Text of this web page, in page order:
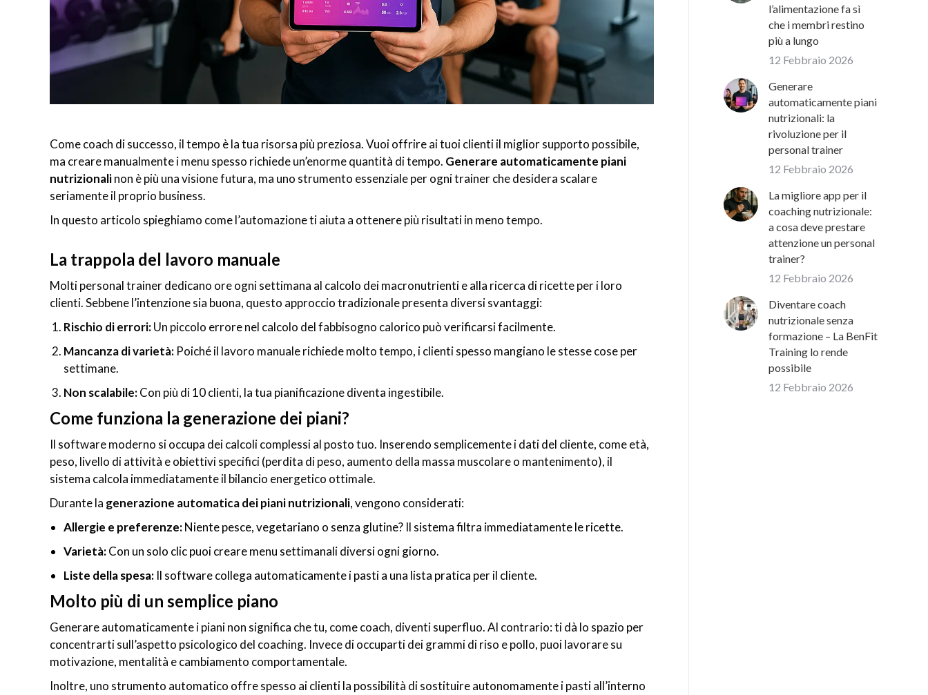
Come coach di successo, il tempo è la tua risorsa più preziosa. Vuoi offrire ai tuoi clienti il miglior supporto possibile,
ma creare manualmente i menu spesso richiede un’enorme quantità di tempo. Generare automaticamente piani
nutrizionalinon è più una visione futura, ma uno strumento essenziale per ogni trainer che desidera scalare
seriamente il proprio business.
In questo articolo spieghiamo come l’automazione ti aiuta a ottenere più risultati in meno tempo.
La trappola del lavoro manuale
Molti personal trainer dedicano ore ogni settimana al calcolo dei macronutrienti e alla ricerca di ricette per i loro
clienti. Sebbene l’intenzione sia buona, questo approccio tradizionale presenta diversi svantaggi:
Rischio di errori:Un piccolo errore nel calcolo del fabbisogno calorico può verificarsi facilmente.
Mancanza di varietà: Poiché il lavoro manuale richiede molto tempo, i clienti spesso mangiano le stesse cose per
settimane.
Non scalabile:Con più di 10 clienti, la tua pianificazione diventa ingestibile.
Come funziona la generazione dei piani?
Il software moderno si occupa dei calcoli complessi al posto tuo. Inserendo semplicemente i dati del cliente, come età,
peso, livello di attività e obiettivi specifici (perdita di peso, aumento della massa muscolare o mantenimento), il
sistema calcola immediatamente il bilancio energetico ottimale.
Durante la generazione automatica dei piani nutrizionali, vengono considerati:
Allergie e preferenze:Niente pesce, vegetariano o senza glutine? Il sistema filtra immediatamente le ricette.
Varietà:Con un solo clic puoi creare menu settimanali diversi ogni giorno.
Liste della spesa: Il software collega automaticamente i pasti a una lista pratica per il cliente.
Molto più di un semplice piano
Generare automaticamente i piani non significa che tu, come coach, diventi superfluo. Al contrario: ti dà lo spazio per
concentrarti sull’aspetto psicologico del coaching. Invece di occuparti dei grammi di riso e pollo, puoi lavorare su
motivazione, mentalità e cambiamento comportamentale.
Inoltre, uno strumento automatico offre spesso ai clienti la possibilità di sostituire autonomamente i pasti all’interno
l’alimentazione fa sì
che i membri restino
più a lungo
12 Febbraio 2026
Generare
automaticamente piani
nutrizionali: la
rivoluzione per il
personal trainer
12 Febbraio 2026
La migliore app per il
coaching nutrizionale:
a cosa deve prestare
attenzione un personal
trainer?
12 Febbraio 2026
Diventare coach
nutrizionale senza
formazione – La BenFit
Training lo rende
possibile
12 Febbraio 2026